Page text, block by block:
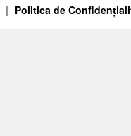
Politica de